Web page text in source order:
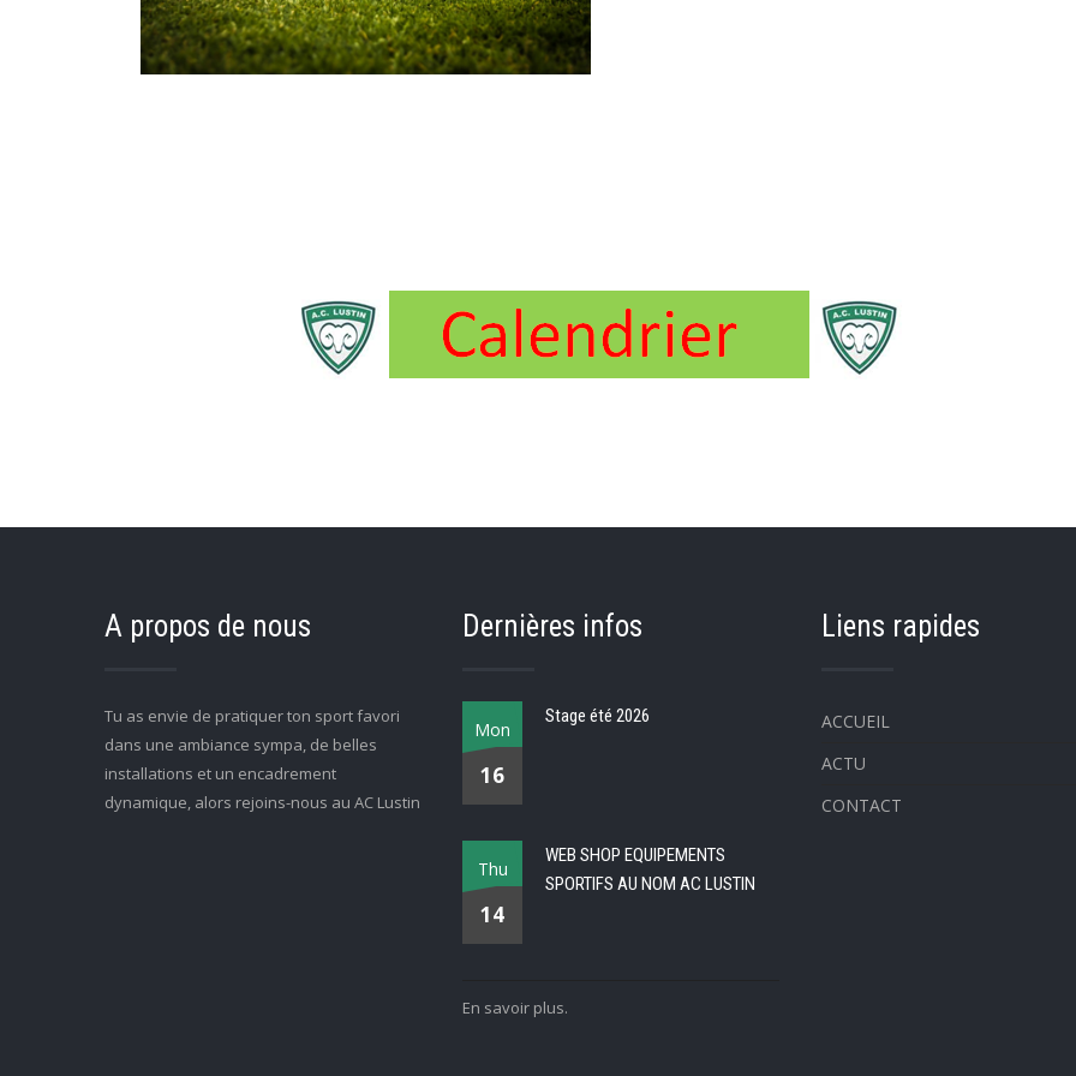
A propos de nous
Tu as envie de pratiquer ton sport favori
dans une ambiance sympa, de belles
installations et un encadrement
dynamique, alors rejoins-nous au AC Lustin
Dernières infos
Mon
16
Stage été 2026
Thu
14
WEB SHOP EQUIPEMENTS
SPORTIFS AU NOM AC LUSTIN
En savoir plus.
Liens rapides
ACCUEIL
ACTU
CONTACT